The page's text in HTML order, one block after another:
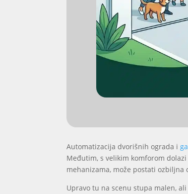
Automatizacija dvorišnih ograda i
Međutim, s velikim komforom
mehanizama, može postati
Upravo tu na scenu stupa malen,